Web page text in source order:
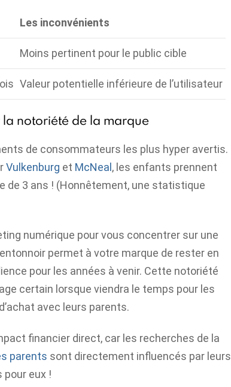
Les inconvénients
Moins pertinent pour le public cible
Valeur potentielle inférieure de l’utilisateur
notoriété de la marque
de consommateurs les plus hyper avertis.
Vulkenburg et McNeal , les enfants prennent
de 3 ans ! (Honnêtement, une statistique
numérique pour vous concentrer sur une
permet à votre marque de rester en
pour les années à venir. Cette notoriété
certain lorsque viendra le temps pour les
avec leurs parents.
financier direct, car les recherches de la
parents sont directement influencés par leurs
eux !